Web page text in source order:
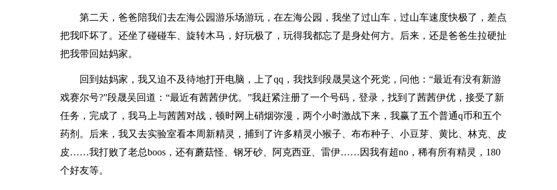
第二天，爸爸陪我们去左海公园游乐场游玩，在左海公园，我坐了过山车，过山车速度快极了，差点
把我吓坏了。还坐了碰碰车、旋转木马，好玩极了，玩得我都忘了是身处何方。后来，还是爸爸生拉硬扯
把我带回姑妈家。
回到姑妈家，我又迫不及待地打开电脑，上了qq，我找到段晟昊这个死党，问他：“最近有没有新游
戏赛尔号?”段晟吴回道：“最近有茜茜伊优。”我赶紧注册了一个号码，登录，找到了茜茜伊优，接受了新
任务，完成了，我马上与茜茜对战，顿时网上硝烟弥漫，两个小时激战下来，我赢了五个普通q币和五个
药剂。后来，我又去实验室看本周新精灵，捕到了许多精灵小猴子、布布种子、小豆芽、黄比、林克、皮
皮……我打败了老总boos，还有蘑菇怪、钢牙砂、阿克西亚、雷伊……因我有超no，稀有所有精灵，180
个好友等。